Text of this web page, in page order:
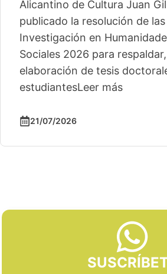
Alicantino de Cultura Juan
publicado la resolución de las
Investigación en
Sociales 2026 para
elaboración de tesis
estudiantesLeer más
21/07/2026